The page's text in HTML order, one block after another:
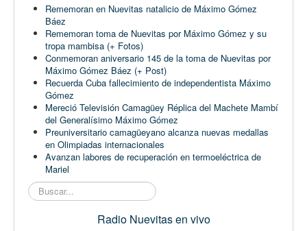
Rememoran en Nuevitas natalicio de Máximo Gómez
Báez
Rememoran toma de Nuevitas por Máximo Gómez y su
tropa mambisa (+ Fotos)
Conmemoran aniversario 145 de la toma de Nuevitas por
Máximo Gómez Báez (+ Post)
Recuerda Cuba fallecimiento de independentista Máximo
Gómez
Mereció Televisión Camagüey Réplica del Machete Mambí
del Generalísimo Máximo Gómez
Preuniversitario camagüeyano alcanza nuevas medallas
en Olimpiadas internacionales
Avanzan labores de recuperación en termoeléctrica de
Mariel
Buscar...
Radio Nuevitas en vivo